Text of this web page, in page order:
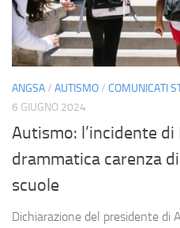
ANGSA/ AUTISMO/ COMUNICATI
6 GIUGNO 2024
Autismo: l’incidente
drammatica carenza
scuole
Dichiarazione del presidente di